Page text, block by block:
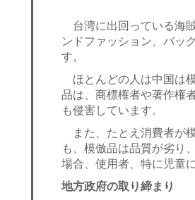
台湾に出回っている海
ンドファッション、バッ
す。
ほとんどの人は中国は
品は、商標権者や著作権
も侵害しています。
また、たとえ消費者が
も、模倣品は品質が劣り
場合、使用者、特に児童
地方政府の取り締まり